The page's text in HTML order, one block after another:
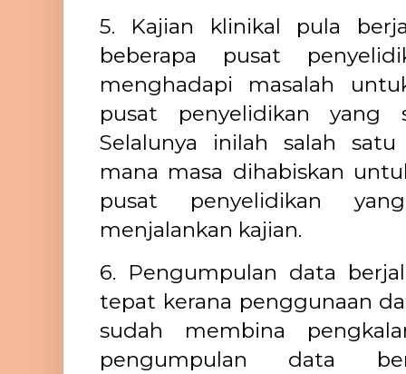
5. Kajian klinikal pula
beberapa pusat
menghadapi masalah
pusat penyelidikan yang
Selalunya inilah salah
mana masa dihabiskan
pusat penyelidikan
menjalankan kajian.
6. Pengumpulan data
tepat kerana penggunaan
sudah membina
pengumpulan data